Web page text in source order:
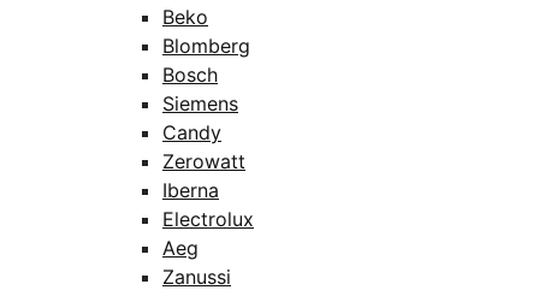
Beko
Blomberg
Bosch
Siemens
Candy
Zerowatt
Iberna
Electrolux
Aeg
Zanussi